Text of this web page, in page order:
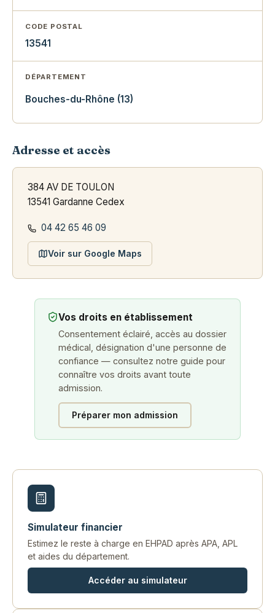
CODE POSTAL
13541
DÉPARTEMENT
Bouches-du-Rhône (13)
Adresse et accès
384 AV DE TOULON
13541 Gardanne Cedex
04 42 65 46 09
Voir sur Google Maps
Vos droits en établissement
Consentement éclairé, accès au dossier
médical, désignation d'une personne de
confiance — consultez notre guide pour
connaître vos droits avant toute
admission.
Préparer mon admission
Simulateur financier
Estimez le reste à charge en EHPAD après APA, APL
et aides du département.
Accéder au simulateur